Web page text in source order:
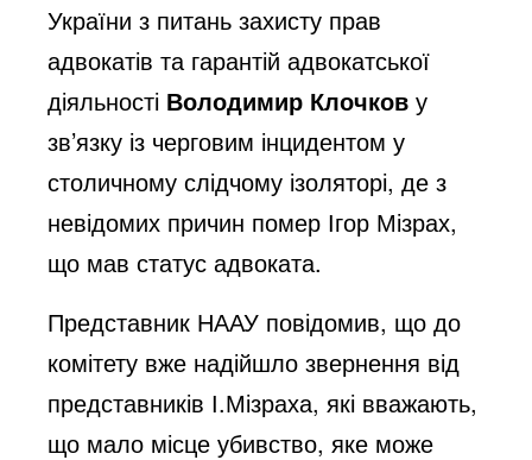
України з питань захисту прав
адвокатів та гарантій адвокатської
діяльності Володимир Клочкову
зв’язку із черговим інцидентом у
столичному слідчому ізоляторі, де з
невідомих причин помер Ігор Мізрах,
що мав статус адвоката.
Представник НААУ повідомив, що до
комітету вже надійшло звернення від
представників І.Мізраха, які вважають,
що мало місце убивство, яке може